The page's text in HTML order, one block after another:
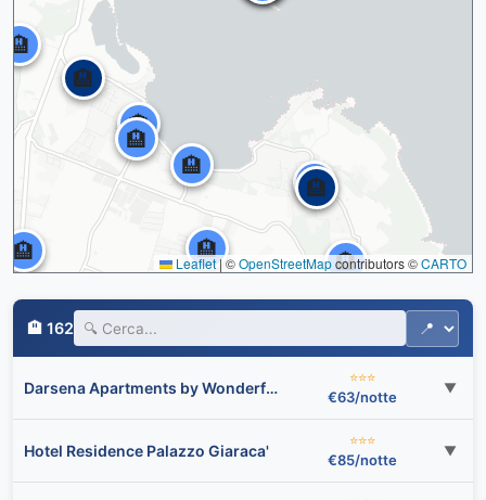
🏨
🏨
🏨
🏨
🏨
🏨
🏨
🏨 🏨
🏨 Leaflet|©OpenStreetMapcontributors ©CARTO
🏨 162
Darsena Apartments by Wonderful Italy
⭐⭐⭐
€63/notte
▼
Hotel Residence Palazzo Giaraca'
⭐⭐⭐
€85/notte
▼